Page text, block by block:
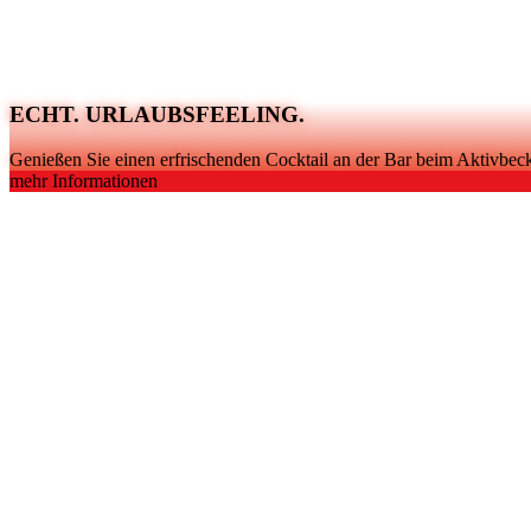
ECHT. URLAUBSFEELING.
Genießen Sie einen erfrischenden Cocktail an der Bar beim
mehr Informationen